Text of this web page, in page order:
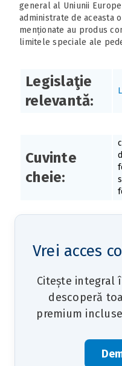
general al Uniunii
administrate de aceasta
menționate au produs
limitele speciale ale
Legislaţie
relevantă:
Cuvinte
cheie:
Vrei acces
Citește integral
descoperă
premium